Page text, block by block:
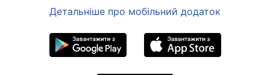
Детальніше про мобільний додаток